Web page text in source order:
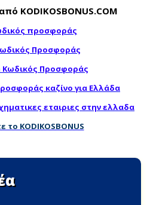
KODIKOSBONUS.COM
προσφοράς
Προσφοράς
Κωδικός Προσφοράς
καζίνο για Ελλάδα
εταιριες στην ελλαδα
το KODIKOSBONUS